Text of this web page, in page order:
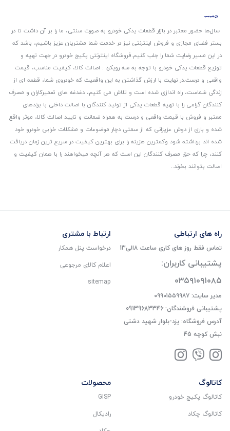
سال‌ها حضور معتبر در بازار قطعات یدکی خودرو به صورت سنتی، ما را بر آن داشت تا در
بستر فضای مجازی و فروش اینترنتی نیز در خدمت شما مشتریان عزیز باشیم، باشد که
در این مسیر رضایت شما را جلب کنیم.فروشگاه اینترنتی پکیج خودرو در جهت تهیه و
توزیع قطعات یدکی خودرو با توجه به سه رویکرد : اصالت کالا، کیفیت مناسب، قیمت
واقعی و درست.در نهایت با ارزش گذاشتن به این واقعیت که خودروی شما، قطعه ای از
زندگی شماست، راه اندازی شده است و تلاش می کنیم، دغدغه های تعمیرکاران و مصرف
کنندگان گرامی را با تهیه قطعات یدکی از تولید کنندگان با اصالت داخلی با برندهای
معتبر و فروش با قیمت واقعی و درست به همراه ضمانت و تایید اصالت کالا، موثر واقع
شده و باری از دوش عزیزانی که از سمتی دچار موضوعات و مشکلات خرابی خودرو خود
شده اند برداشته شود و‌کمترین هزینه را برای بهترین کیفیت در سریع ترین زمان دریافت
کنند، چرا که حق مصرف کنندگان این است که هر آنچه میخواهند را با همان کیفیت و
اصالت بتوانند بخرند..
راه های ارتباطی
تماس فقط روز های کاری ساعت 8الی13
پشتیبانی کاربران:
۰۳۵۹۱۰۹۱۰۸۵
مدیر سایت: ۰۹۹۰۱۵۵۹۹۸۷
پشتیبانی فروشندگان: 09139683346
آدرس فروشگاه: یزد-بلوار شهید دشتی
نبش کوچه 45
ارتباط با مشتری
درخواست پنل همکار
اعلام کالای مرجوعی
sitemap
کاتالوگ
کاتالوگ پکیج خودرو
کاتالوگ چکاد
محصولات
GISP
رادیکال